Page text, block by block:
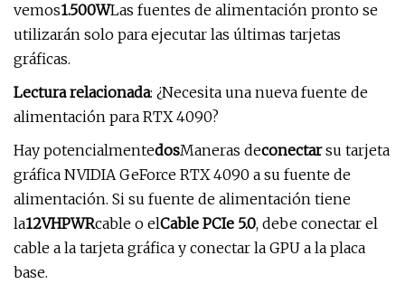
vemos1.500WLas fuentes de alimentación pronto se
utilizarán solo para ejecutar las últimas tarjetas
gráficas.
Lectura relacionada: ¿Necesita una nueva fuente de
alimentación para RTX 4090?
Hay potencialmentedosManeras deconectarsu tarjeta
gráfica NVIDIA GeForce RTX 4090 a su fuente de
alimentación. Si su fuente de alimentación tiene
la12VHPWRcable o elCable PCIe 5.0, debe conectar el
cable a la tarjeta gráfica y conectar la GPU a la placa
base.